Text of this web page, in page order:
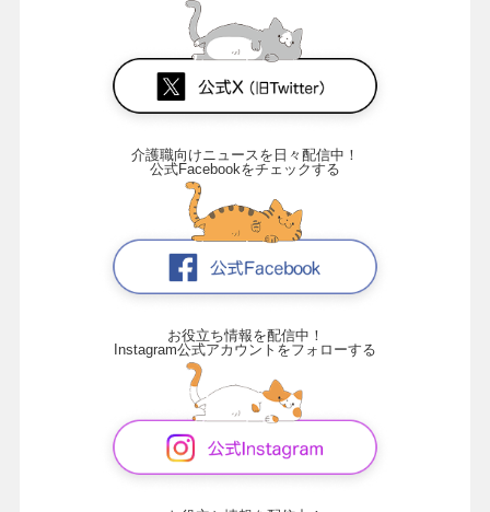
介護職向けニュースを日々配信中！
公式Facebookをチェックする
お役立ち情報を配信中！
Instagram公式アカウントをフォローする